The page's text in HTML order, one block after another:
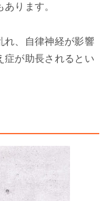
ります。
れ、自律神経が影響
症が助長されるとい